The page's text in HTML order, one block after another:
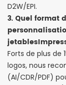
D2W/EPI.
3. Quel format
jetables
Forts de plus de
logos, nous
(AI/CDR/PDF)